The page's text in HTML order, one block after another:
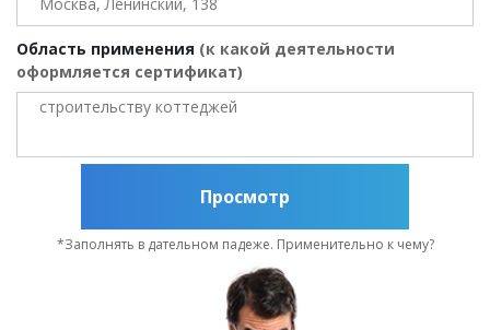
Область применения (к какой деятельности
оформляется сертификат)
Просмотр
*Заполнять в дательном падеже. Применительно к чему?